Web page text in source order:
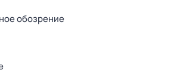
обозрение